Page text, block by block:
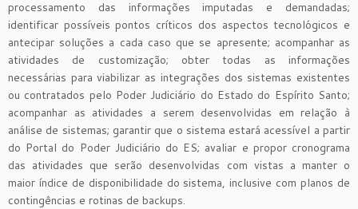
processamento das informações imputadas e demandadas;
identificar possíveis pontos críticos dos aspectos tecnológicos e
antecipar soluções a cada caso que se apresente; acompanhar as
atividades de customização; obter todas as informações
necessárias para viabilizar as integrações dos sistemas existentes
ou contratados pelo Poder Judiciário do Estado do Espírito Santo;
acompanhar as atividades a serem desenvolvidas em relação à
análise de sistemas; garantir que o sistema estará acessível a partir
do Portal do Poder Judiciário do ES; avaliar e propor cronograma
das atividades que serão desenvolvidas com vistas a manter o
maior índice de disponibilidade do sistema, inclusive com planos de
contingências e rotinas de backups.